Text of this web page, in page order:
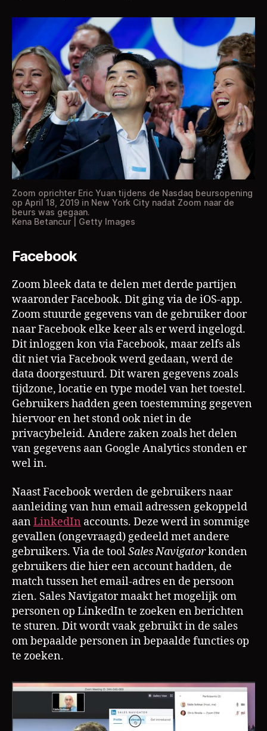
Zoom oprichter Eric Yuan tijdens de Nasdaq beursopening
op April 18, 2019 in New York City nadat Zoom naar de
beurs was gegaan.
Kena Betancur | Getty Images
Facebook
Zoom bleek data te delen met derde partijen
waaronder Facebook. Dit ging via de iOS-app.
Zoom stuurde gegevens van de gebruiker door
naar Facebook elke keer als er werd ingelogd.
Dit inloggen kon via Facebook, maar zelfs als
dit niet via Facebook werd gedaan, werd de
data doorgestuurd. Dit waren gegevens zoals
tijdzone, locatie en type model van het toestel.
Gebruikers hadden geen toestemming gegeven
hiervoor en het stond ook niet in de
privacybeleid. Andere zaken zoals het delen
van gegevens aan Google Analytics stonden er
wel in.
Naast Facebook werden de gebruikers naar
aanleiding van hun email adressen gekoppeld
aanLinkedIn accounts. Deze werd in sommige
gevallen (ongevraagd) gedeeld met andere
gebruikers. Via de toolSales Navigatorkonden
gebruikers die hier een account hadden, de
match tussen het email-adres en de persoon
zien. Sales Navigator maakt het mogelijk om
personen op LinkedIn te zoeken en berichten
te sturen. Dit wordt vaak gebruikt in de sales
om bepaalde personen in bepaalde functies op
te zoeken.